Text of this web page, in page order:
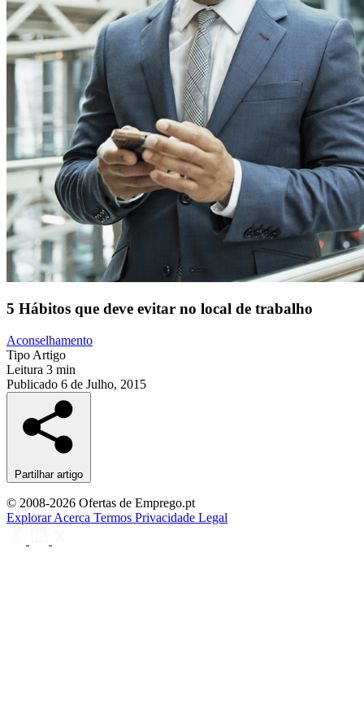
5 Hábitos que deve evitar no local de trabalho
Aconselhamento
Tipo Artigo
Leitura 3 min
Publicado 6 de Julho, 2015
Partilhar artigo
© 2008-2026 Ofertas de Emprego.pt
ExplorarAcerca Termos Privacidade Legal